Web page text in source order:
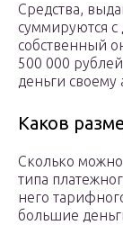
Средства,
суммируются
собственный
500 000
деньги своему
Каков
Сколько можно
типа
него
большие